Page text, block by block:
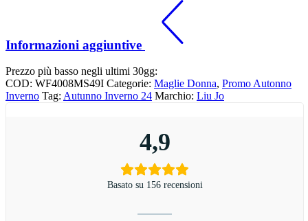
Informazioni aggiuntive
Prezzo più basso negli ultimi 30gg:
COD: WF4008MS49I Categorie: Maglie Donna, Promo Autonno
Inverno Tag: Autunno Inverno 24 Marchio: Liu Jo
4,9
Basato su 156 recensioni